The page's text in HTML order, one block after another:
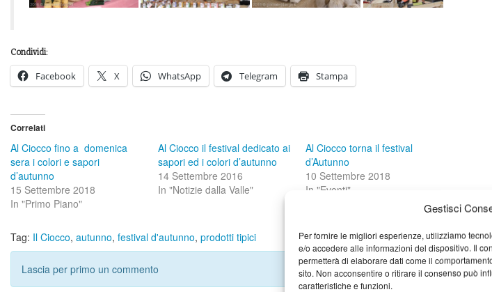
Gestisci
Per fornire le migliori esperienze, utilizziamo
e/o accedere alle informazioni del dispositivo. Il
permetterà di elaborare dati come il
sito. Non acconsentire o ritirare il consenso può
caratteristiche e funzioni.
Condividi:
Facebook X WhatsApp Telegram Stampa
Correlati
Al Ciocco fino a domenica
sera i colori e sapori
d’autunno
15 Settembre 2018
In "Primo Piano"
Al Ciocco il festival dedicato ai
sapori ed i colori d’autunno
14 Settembre 2016
In "Notizie dalla Valle"
Al Ciocco torna il festival
d’Autunno
10 Settembre 2018
In "Eventi"
Tag: Il Ciocco, autunno, festival d'autunno, prodotti tipici
Lascia per primo un commento